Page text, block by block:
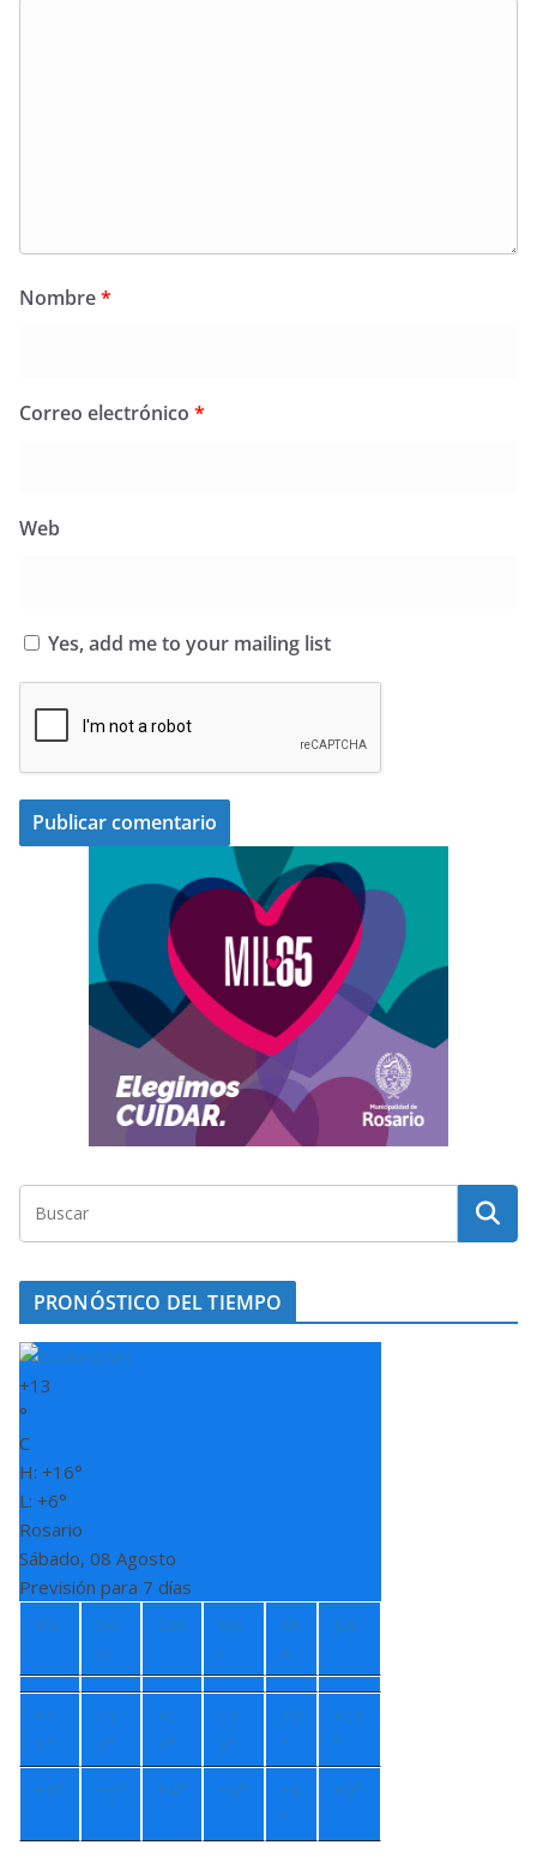
Nombre*
Correo electrónico *
Web
Yes, add me to your mailing list
PRONÓSTICO DEL TIEMPO
+13
°
C
H: +16°
L: +6°
Rosario
Sábado, 08 Agosto
Previsión para 7 días
Vie
Do
m
Lun
Ma
r
Mi
é
Jue
+1
5°
+1
7°
+1
4°
+1
3°
+9
°
+11
°
+5° +5° +4° +5° +8
°
+9°